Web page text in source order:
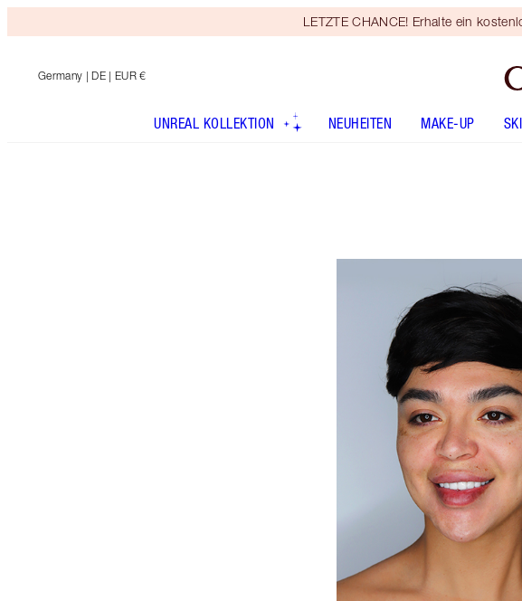
LETZTE CHANCE! Erhalte ein
Germany | DE | EUR €
UNREAL KOLLEKTION NEUHEITEN MAKE-UP